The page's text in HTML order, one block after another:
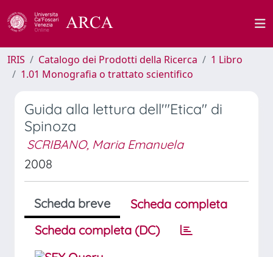
IRIS Catalogo dei Prodotti della Ricerca
1 Libro
1.01 Monografia o trattato scientifico
Guida alla lettura dell'"Etica" di
Spinoza
SCRIBANO, Maria Emanuela
2008
Scheda breve
Scheda completa
Scheda completa (DC)